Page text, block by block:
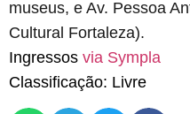
museus, e Av. Pessoa
Cultural Fortaleza).
Ingressos via Sympla
Classificação: Livre